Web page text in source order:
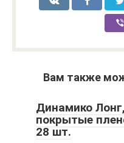
Вам также
Динамико
покрытые
28 шт.